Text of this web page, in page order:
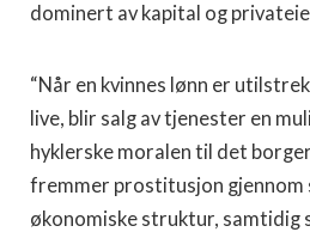
dominert av kapital og
“Når en kvinnes lønn er
live, blir salg av tjenester en
hyklerske moralen til det
fremmer prostitusjon gjennom
økonomiske struktur, samtidig